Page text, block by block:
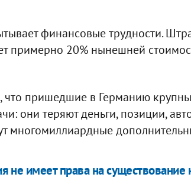
финансовые трудности.
примерно 20% нынешней
что пришедшие в Германию
они теряют деньги, позиции,
многомиллиардные
имеет права на существование